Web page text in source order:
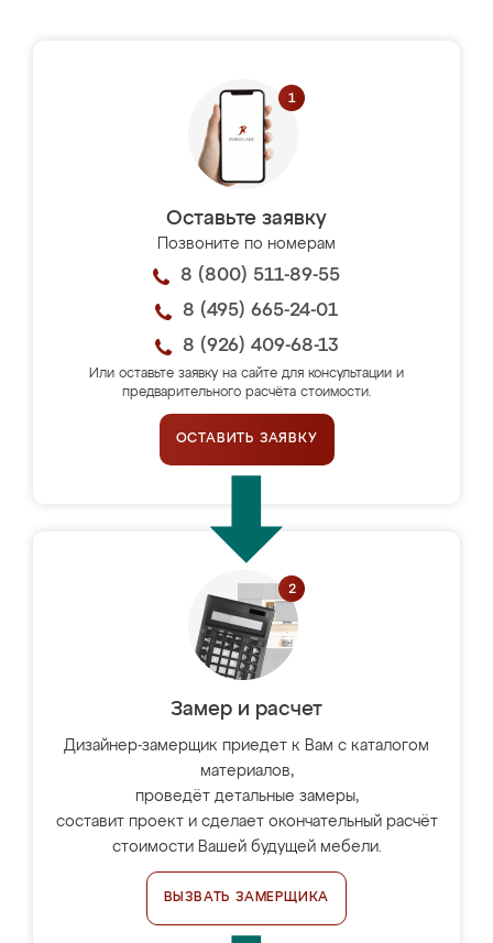
Оставьте заявку
Позвоните по номерам
8 (800) 511-89-55
8 (495) 665-24-01
8 (926) 409-68-13
Или оставьте заявку на сайте для консультации и
предварительного расчёта стоимости.
ОСТАВИТЬ ЗАЯВКУ
Замер и расчет
Дизайнер-замерщик приедет к Вам с каталогом
материалов,
проведёт детальные замеры,
составит проект и сделает окончательный расчёт
стоимости Вашей будущей мебели.
ВЫЗВАТЬ ЗАМЕРЩИКА